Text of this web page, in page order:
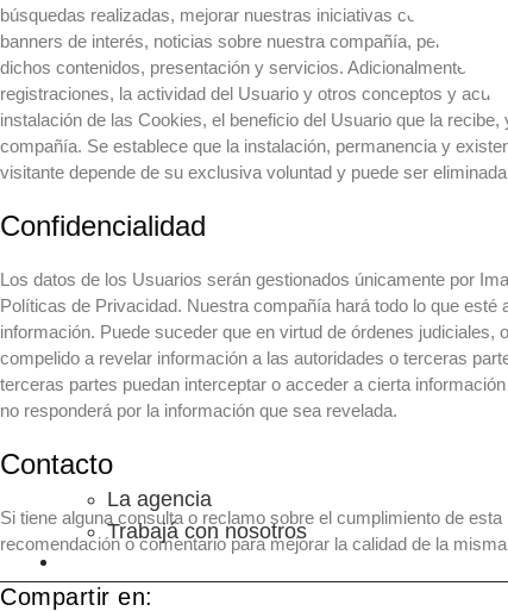
La agencia
Trabajá con nosotros
búsquedas realizadas, mejorar nuestras iniciativas comerciales
banners de interés, noticias sobre nuestra compañía,
dichos contenidos, presentación y servicios. Adicionalmente
registraciones, la actividad del Usuario y otros conceptos y
instalación de las Cookies, el beneficio del Usuario que la
compañía. Se establece que la instalación, permanencia y
visitante depende de su exclusiva voluntad y puede ser
Confidencialidad
Los datos de los Usuarios serán gestionados únicamente por
Políticas de Privacidad. Nuestra compañía hará todo lo que esté
información. Puede suceder que en virtud de órdenes
compelido a revelar información a las autoridades o terceras
terceras partes puedan interceptar o acceder a cierta
no responderá por la información que sea revelada.
Contacto
Si tiene alguna consulta o reclamo sobre el cumplimiento de
recomendación o comentario para mejorar la calidad de la
Compartir en: